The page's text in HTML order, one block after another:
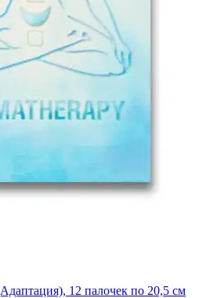
12 палочек по 20,5 см